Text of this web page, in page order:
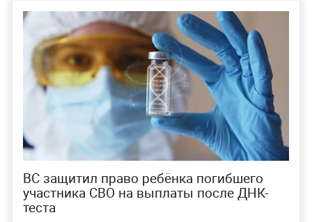
ВС защитил право ребёнка погибшего
участника СВО на выплаты после ДНК-
теста